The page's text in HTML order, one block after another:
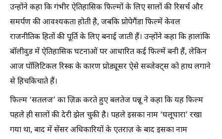
उन्होंने कहा कि गंभीर ऐतिहासिक फिल्मों के लिए सालों की रिसर्च और
समर्पण की आवश्यकता होती है, जबकि प्रोपेगैंडा फिल्में केवल
राजनीतिक हितों की पूर्ति के लिए बनाई जाती हैं। उन्होंने कहा कि हालांकि
बॉलीवुड में ऐतिहासिक घटनाओं पर आधारित कई फिल्में बनी हैं, लेकिन
आज पॉलिटिकल रिस्क के कारण प्रोड्यूसर ऐसे सब्जेक्ट्स को हाथ लगाने
से हिचकिचाते हैं।
फिल्म ‘सतलज’ का ज़िक्र करते हुए बलतेज पन्नू ने कहा कि यह फिल्म
पहले ही सालों की देरी झेल चुकी है। पहले इसका नाम ‘घलूघारा’ रखा
गया था, बाद में सेंसर अधिकारियों के एतराज़ के बाद इसका नाम